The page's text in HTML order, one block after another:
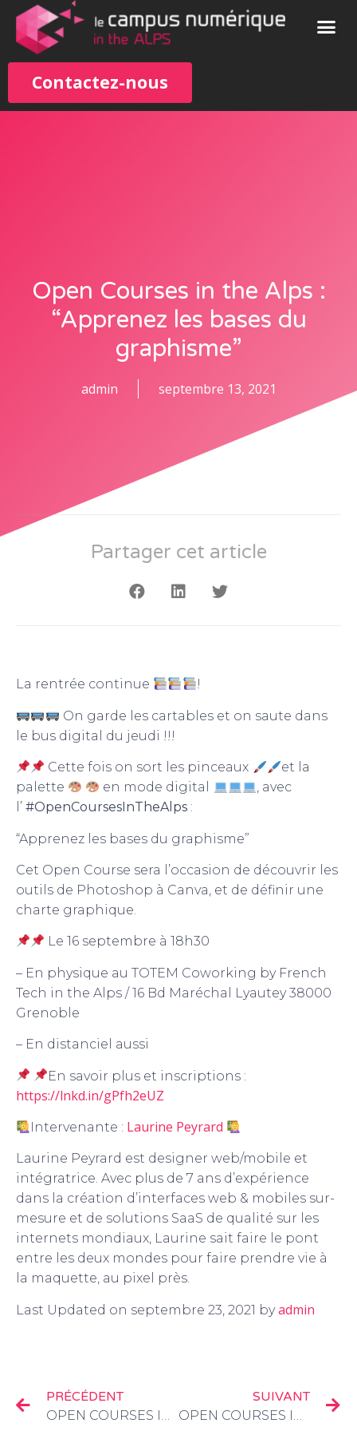
Contactez-nous
Open Courses in the Alps :
“Apprenez les bases du
graphisme”
admin septembre 13, 2021
Partager cet article
La rentrée continue !
On garde les cartables et on saute dans
le bus digital du jeudi !!!
Cette fois on sort les pinceaux
et la
palette
en mode digital
, avec
l’ #OpenCoursesInTheAlps :
“Apprenez les bases du graphisme”
Cet Open Course sera l’occasion de découvrir les
outils de Photoshop à Canva, et de définir une
charte graphique.
Le 16 septembre à 18h30
– En physique au TOTEM Coworking by French
Tech in the Alps / 16 Bd Maréchal Lyautey 38000
Grenoble
– En distanciel aussi
En savoir plus et inscriptions :
https://lnkd.in/gPfh2eUZ
Intervenante : Laurine Peyrard
Laurine Peyrard est designer web/mobile et
intégratrice. Avec plus de 7 ans d’expérience
dans la création d’interfaces web & mobiles sur-
mesure et de solutions SaaS de qualité sur les
internets mondiaux, Laurine sait faire le pont
entre les deux mondes pour faire prendre vie à
la maquette, au pixel près.
Last Updated on septembre 23, 2021 byadmin
PRÉCÉDENT
OPEN COURSES IN THE ALPS : “DÉCOUVREZ LES FONDAMENTAUX DU SEO”
SUIVANT
OPEN COURSES IN THE ALPS : « APPRENDRE L’ÉCOCONCEPTION WEB «